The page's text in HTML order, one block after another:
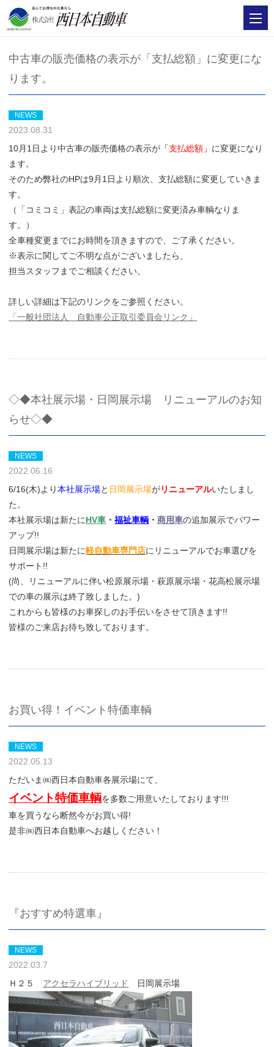
中古車の販売価格の表示が「支払総額」に変更にな
ります。
NEWS
2023.08.31
10月1日より中古車の販売価格の表示が 「支払総額 」 に変更になり
ます。
そのため弊社のHPは9月1日より順次、支払総額に変更していきま
す。
（「コミコミ」表記の車両は支払総額に変更済み車輌なりま
す。）
全車種変更までにお時間を頂きますので、ご了承ください。
※表示に関してご不明な点がございましたら、
担当スタッフまでご相談ください。
詳しい詳細は下記のリンクをご参照ください。
「一般社団法人 自動車公正取引委員会リンク」
◇◆本社展示場・日岡展示場 リニューアルのお知
らせ◇◆
NEWS
2022.06.16
6/16(木)より本社展示場と 日岡展示場がリニューアルいたしまし
た。
本社展示場は新たにHV車 ・福祉車輌 ・商用車の追加展示でパワー
アップ!!
日岡展示場は新たに軽自動車専門店にリニューアルでお車選びを
サポート!!
(尚、リニューアルに伴い松原展示場・萩原展示場・花高松展示場
での車の展示は終了致しました。)
これからも皆様のお車探しのお手伝いをさせて頂きます!!
皆様のご来店お待ち致しております。
お買い得！イベント特価車輌
NEWS
2022.05.13
ただいま㈱西日本自動車各展示場にて、
イベント特価車輌を多数ご用意いたしております!!!
車を買うなら断然今がお買い得!
是非㈱西日本自動車へお越しください！
『おすすめ特選車』
NEWS
2022.03.7
Ｈ２５ アクセラハイブリッド 日岡展示場